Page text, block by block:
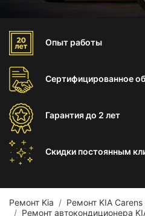
Опыт работы
Сертифицированное
Гарантиядо 2 лет
Скидки постоянным
Ремонт Kia
Ремонт KIA Carens
Ремонт автокондиционера